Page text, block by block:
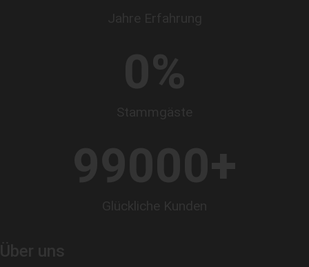
Jahre Erfahrung
Stammgäste
0 %
Glückliche Kunden
99000
Über uns